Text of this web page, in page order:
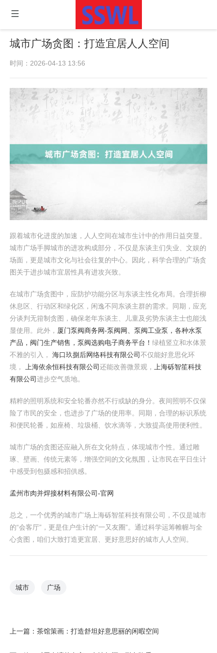
城市广场贪图：打造宜居人人空间
时间：2026-04-13 13:56
跟着城市化进度的加速，人人空间在城市生计中的作用日益突显。
城市广场手脚城市的进攻构成部分，不仅是东谈主们失业、文娱的
场面，更是城市文化与社会往复的中心。因此，科学合理的广场贪
图关于进步城市宜居性具有进攻兴致。
在城市广场贪图中，应防护功能分区与东谈主性化布局。合理折柳
休息区、行动区和绿化区，闲逸不同东谈主群的需求。同期，应充
分谈判无箝制贪图，确保老年东谈主、儿童及劣势东谈主士也能浅
显使用。此外， 厦门泵阀商务网-泵阀网、泵阀工业泵，各种水泵
产品，阀门生产销售，泵阀选购电子商务平台！ 绿植竖立和水体景
不雅的引入， 海口玖捌后网络科技有限公司不仅能好意思化环
境，
上海依余恒科技有限公司还能改善微景观，
上海砾智笙科技
有限公司进步空气质地。
精粹的照明系统和安全轮番亦然不行或缺的身分。夜间照明不仅保
险了市民的安全，也进步了广场的使用率。同期，合理的标识系统
和便民轮番，如座椅、垃圾桶、饮水滴等，大致提高使用便利性。
城市广场的贪图还应融入所在文化特点，体现城市个性。通过雕
琢、壁画、传统元素等，增强空间的文化氛围，让市民在平日生计
中感受到包摄感和招供感。
孟州市肉并焊接材料有限公司-官网
总之，一个优秀的城市广场上海砾智笙科技有限公司，不仅是城市
的“会客厅”，更是住户生计的“一又友圈”。通过科学运筹帷幄与全
心贪图，咱们大致打造更宜居、更好意思好的城市人人空间。
城市 广场
上一篇： 茶馆策画：打造舒坦好意思丽的闲暇空间